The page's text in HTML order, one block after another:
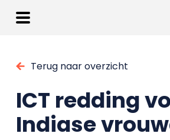
Terug naar overzicht
ICT redding
Indiase